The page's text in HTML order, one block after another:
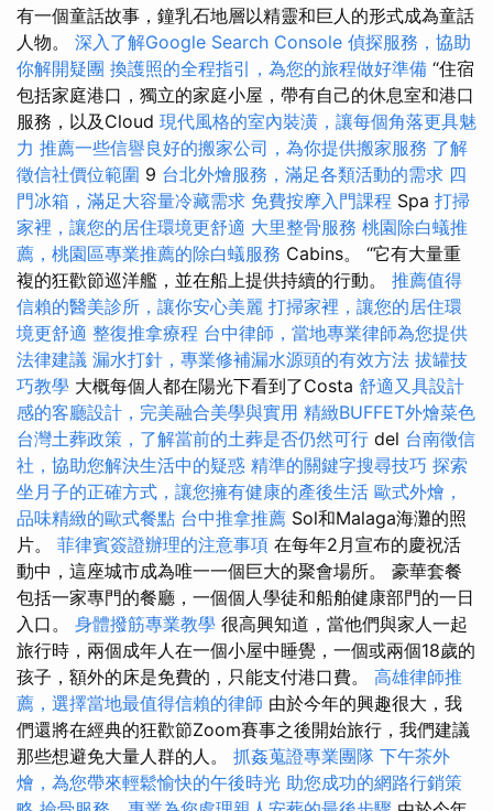
有一個童話故事，鐘乳石地層以精靈和巨人的形式成為童話
人物。 深入了解Google Search Console 偵探服務，協助
你解開疑團 換護照的全程指引，為您的旅程做好準備 “住宿
包括家庭港口，獨立的家庭小屋，帶有自己的休息室和港口
服務，以及Cloud 現代風格的室內裝潢，讓每個角落更具魅
力 推薦一些信譽良好的搬家公司，為你提供搬家服務 了解
徵信社價位範圍 9 台北外燴服務，滿足各類活動的需求 四
門冰箱，滿足大容量冷藏需求 免費按摩入門課程 Spa 打掃
家裡，讓您的居住環境更舒適 大里整骨服務 桃園除白蟻推
薦，桃園區專業推薦的除白蟻服務 Cabins。 “它有大量重
複的狂歡節巡洋艦，並在船上提供持續的行動。 推薦值得
信賴的醫美診所，讓你安心美麗 打掃家裡，讓您的居住環
境更舒適 整復推拿療程 台中律師，當地專業律師為您提供
法律建議 漏水打針，專業修補漏水源頭的有效方法 拔罐技
巧教學 大概每個人都在陽光下看到了Costa 舒適又具設計
感的客廳設計，完美融合美學與實用 精緻BUFFET外燴菜色
台灣土葬政策，了解當前的土葬是否仍然可行 del 台南徵信
社，協助您解決生活中的疑惑 精準的關鍵字搜尋技巧 探索
坐月子的正確方式，讓您擁有健康的產後生活 歐式外燴，
品味精緻的歐式餐點 台中推拿推薦 Sol和Malaga海灘的照
片。 菲律賓簽證辦理的注意事項 在每年2月宣布的慶祝活
動中，這座城市成為唯一一個巨大的聚會場所。 豪華套餐
包括一家專門的餐廳，一個個人學徒和船舶健康部門的一日
入口。 身體撥筋專業教學 很高興知道，當他們與家人一起
旅行時，兩個成年人在一個小屋中睡覺，一個或兩個18歲的
孩子，額外的床是免費的，只能支付港口費。 高雄律師推
薦，選擇當地最值得信賴的律師 由於今年的興趣很大，我
們還將在經典的狂歡節Zoom賽事之後開始旅行，我們建議
那些想避免大量人群的人。 抓姦蒐證專業團隊 下午茶外
燴，為您帶來輕鬆愉快的午後時光 助您成功的網路行銷策